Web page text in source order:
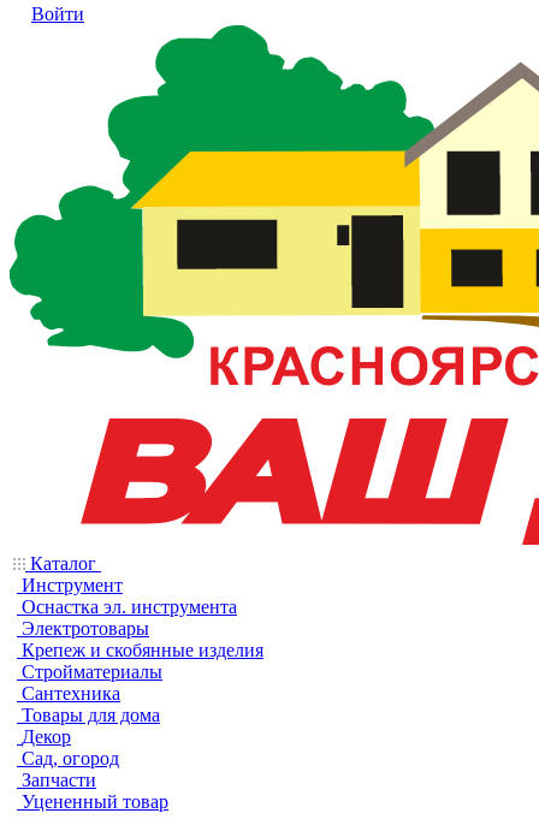
Войти
Каталог
Инструмент
Оснастка эл. инструмента
Электротовары
Крепеж и скобянные изделия
Стройматериалы
Сантехника
Товары для дома
Декор
Сад, огород
Запчасти
Уцененный товар